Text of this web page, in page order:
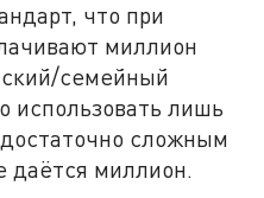
что при
миллион
семейный
использовать лишь
сложным
даётся миллион.